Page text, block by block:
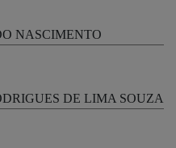
NASCIMENTO
DE LIMA SOUZA